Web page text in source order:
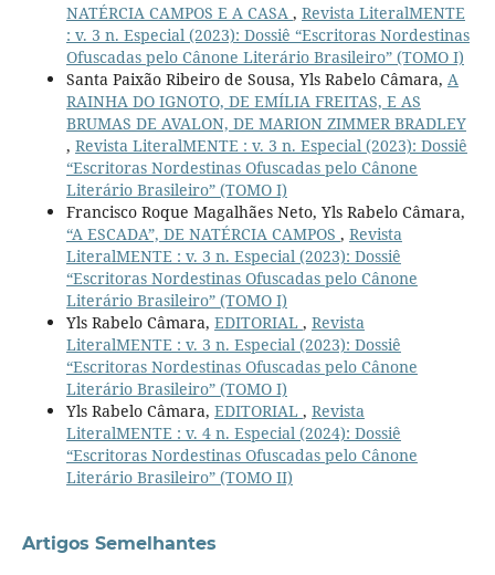
NATÉRCIA CAMPOS E A CASA , Revista LiteralMENTE
: v. 3 n. Especial (2023): Dossiê “Escritoras Nordestinas
Ofuscadas pelo Cânone Literário Brasileiro” (TOMO I)
Santa Paixão Ribeiro de Sousa, Yls Rabelo Câmara, A
RAINHA DO IGNOTO, DE EMÍLIA FREITAS, E AS
BRUMAS DE AVALON, DE MARION ZIMMER BRADLEY
, Revista LiteralMENTE : v. 3 n. Especial (2023): Dossiê
“Escritoras Nordestinas Ofuscadas pelo Cânone
Literário Brasileiro” (TOMO I)
Francisco Roque Magalhães Neto, Yls Rabelo Câmara,
“A ESCADA”, DE NATÉRCIA CAMPOS , Revista
LiteralMENTE : v. 3 n. Especial (2023): Dossiê
“Escritoras Nordestinas Ofuscadas pelo Cânone
Literário Brasileiro” (TOMO I)
Yls Rabelo Câmara, EDITORIAL , Revista
LiteralMENTE : v. 3 n. Especial (2023): Dossiê
“Escritoras Nordestinas Ofuscadas pelo Cânone
Literário Brasileiro” (TOMO I)
Yls Rabelo Câmara, EDITORIAL , Revista
LiteralMENTE : v. 4 n. Especial (2024): Dossiê
“Escritoras Nordestinas Ofuscadas pelo Cânone
Literário Brasileiro” (TOMO II)
Artigos Semelhantes